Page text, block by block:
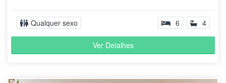
Qualquer sexo 6 4
Ver Detalhes